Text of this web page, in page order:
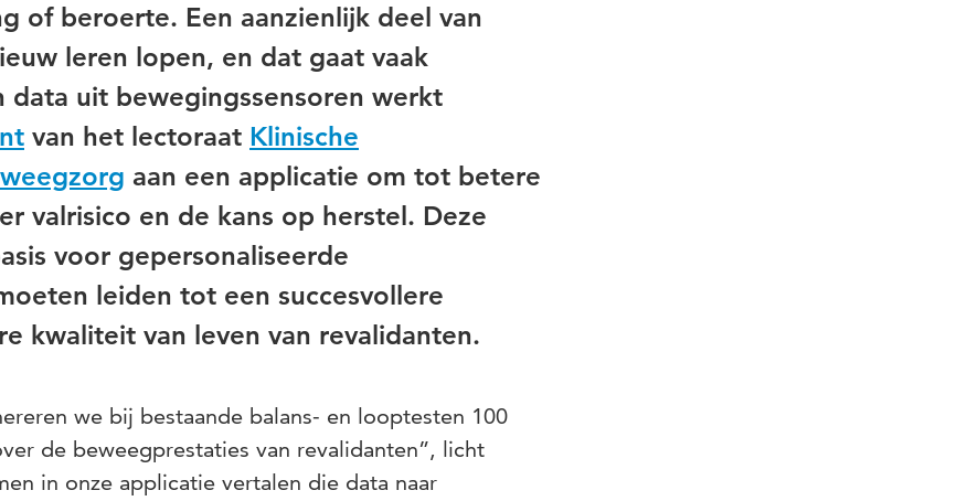
of beroerte. Een aanzienlijk deel van
leren lopen, en dat gaat vaak
data uit bewegingssensoren werkt
van het lectoraat Klinische
aan een applicatie om tot betere
valrisico en de kans op herstel. Deze
voor gepersonaliseerde
leiden tot een succesvollere
kwaliteit van leven van revalidanten.
we bij bestaande balans- en looptesten 100
de beweegprestaties van revalidanten”, licht
in onze applicatie vertalen die data naar